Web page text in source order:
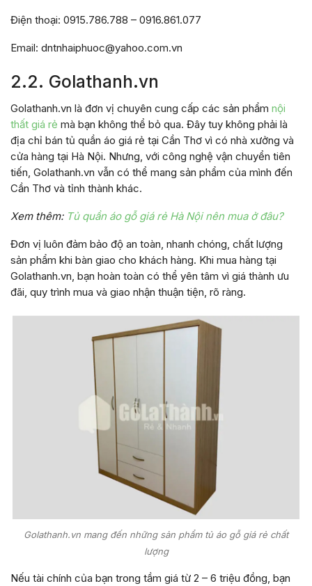
Điện thoại: 0915.786.788 – 0916.861.077
Email: dntnhaiphuoc@yahoo.com.vn
2.2. Golathanh.vn
Golathanh.vn là đơn vị chuyên cung cấp các sản phẩm nội
thất giá rẻ mà bạn không thể bỏ qua. Đây tuy không phải là
địa chỉ bán tủ quần áo giá rẻ tại Cần Thơ vì có nhà xưởng và
cửa hàng tại Hà Nội. Nhưng, với công nghệ vận chuyển tiên
tiến, Golathanh.vn vẫn có thể mang sản phẩm của mình đến
Cần Thơ và tỉnh thành khác.
Xem thêm: Tủ quần áo gỗ giá rẻ Hà Nội nên mua ở đâu?
Đơn vị luôn đảm bảo độ an toàn, nhanh chóng, chất lượng
sản phẩm khi bàn giao cho khách hàng. Khi mua hàng tại
Golathanh.vn, bạn hoàn toàn có thể yên tâm vì giá thành ưu
đãi, quy trình mua và giao nhận thuận tiện, rõ ràng.
Golathanh.vn mang đến những sản phẩm tủ áo gỗ giá rẻ chất
lượng
Nếu tài chính của bạn trong tầm giá từ 2 – 6 triệu đồng, bạn